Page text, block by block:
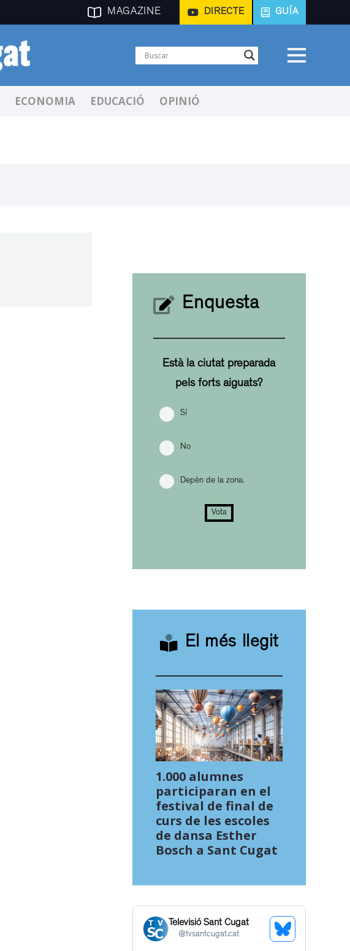
MAGAZINE DIRECTE GUÍA
ECONOMIA EDUCACIÓ OPINIÓ
Enquesta
Està la ciutat preparada
pels forts aiguats?
Sí
No
Depèn de la zona.
Vota
El més llegit
1.000 alumnes
participaran en el
festival de final de
curs de les escoles
de dansa Esther
Bosch a Sant Cugat
Televisió Sant Cugat
@tvsantcugat.cat
See